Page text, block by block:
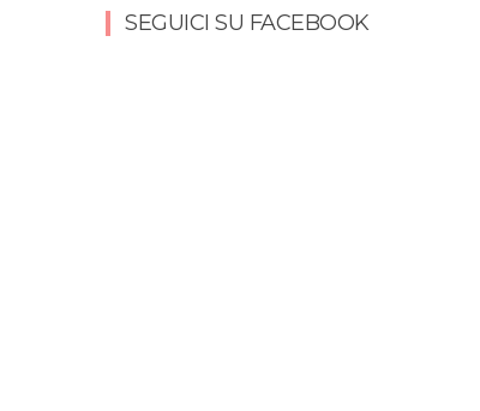
SEGUICI SU FACEBOOK